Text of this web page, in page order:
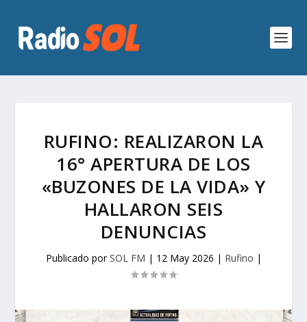
RUFINO: REALIZARON LA
16° APERTURA DE LOS
«BUZONES DE LA VIDA» Y
HALLARON SEIS
DENUNCIAS
Publicado porSOL FM | 12 May 2026 | Rufino |